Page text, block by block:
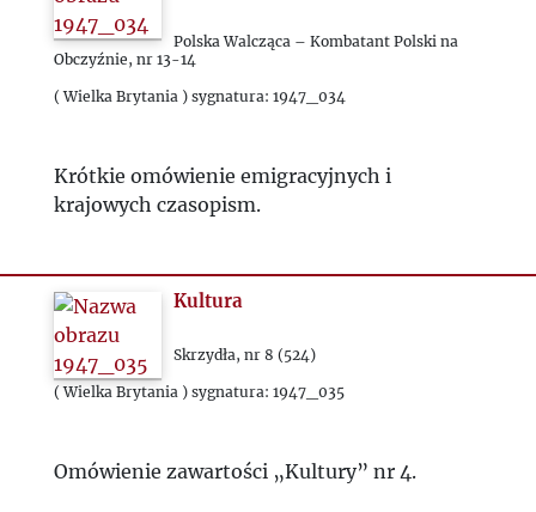
1967
Polska Walcząca – Kombatant Polski na
Obczyźnie, nr 13-14
( Wielka Brytania ) sygnatura: 1947_034
Krótkie omówienie emigracyjnych i
krajowych czasopism.
Kultura
Skrzydła, nr 8 (524)
( Wielka Brytania ) sygnatura: 1947_035
Omówienie zawartości „Kultury” nr 4.